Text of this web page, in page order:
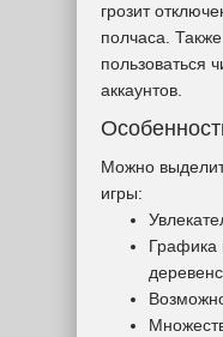
грозит
полчаса.
пользоваться
аккаунтов.
Можно
игры:
Графика